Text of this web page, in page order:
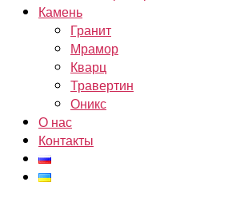
Камень
Гранит
Мрамор
Кварц
Травертин
Оникс
О нас
Контакты